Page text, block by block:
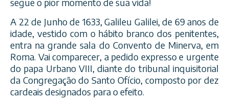
segue o pior momento de sua vida!
A 22 de Junho de 1633, Galileu Galilei, de 69 anos de
idade, vestido com o hábito branco dos penitentes,
entra na grande sala do Convento de Minerva, em
Roma. Vai comparecer, a pedido expresso e urgente
do papa Urbano VIII, diante do tribunal inquisitorial
da Congregação do Santo Ofício, composto por dez
cardeais designados para o efeito.